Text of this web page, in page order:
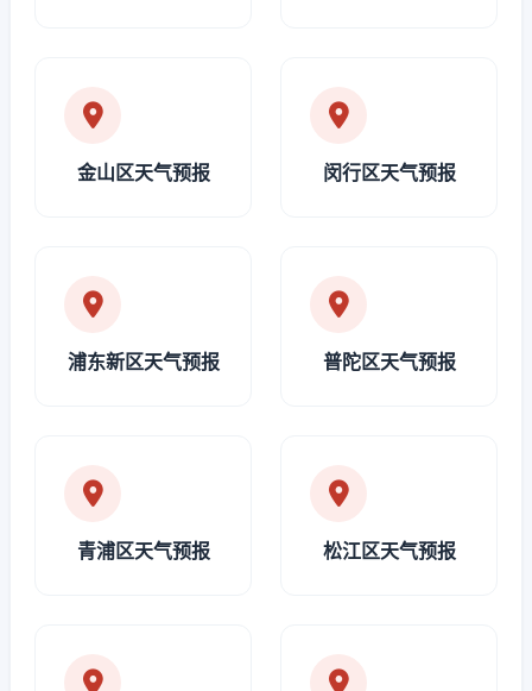
金山区天气预报 闵行区天气预报
浦东新区天气预报 普陀区天气预报
青浦区天气预报 松江区天气预报